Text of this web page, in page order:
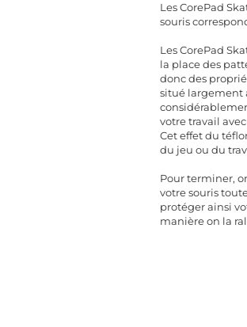
Les CorePad
souris
Les CorePad
la place des
donc des
situé largement
votre travail
Cet effet du
du jeu ou du
Pour terminer,
votre souris
protéger ainsi
manière on la